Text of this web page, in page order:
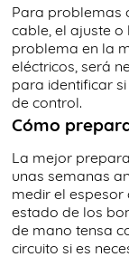
Para problemas
cable, el ajuste o
problema en la
eléctricos, será
para identificar
de control.
Cómo
La mejor
unas semanas
medir el
estado de los
de mano tensa
circuito si es